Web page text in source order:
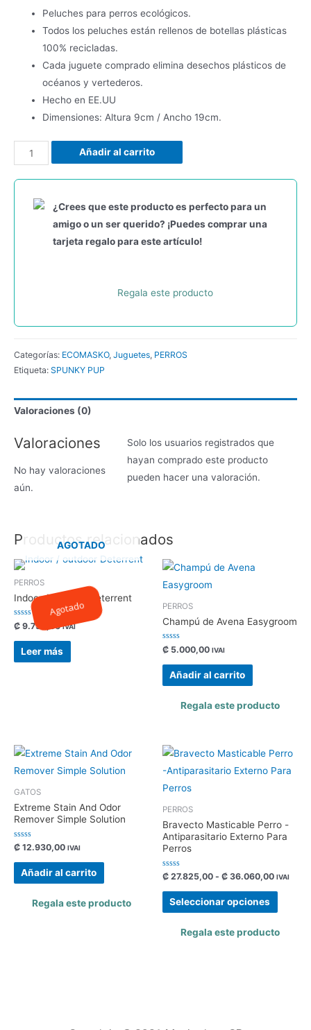
Peluches para perros ecológicos.
Todos los peluches están rellenos de botellas plásticas
100% recicladas.
Cada juguete comprado elimina desechos plásticos de
océanos y vertederos.
Hecho en EE.UU
Dimensiones: Altura 9cm / Ancho 19cm.
Añadir al carrito
¿Crees que este producto es perfecto para un
amigo o un ser querido? ¡Puedes comprar una
tarjeta regalo para este artículo!
Regala este producto
Categorías: ECOMASKO, Juguetes, PERROS
Etiqueta: SPUNKY PUP
Valoraciones (0)
Valoraciones
No hay valoraciones
aún.
Solo los usuarios registrados que
hayan comprado este producto
pueden hacer una valoración.
Productos relacionados
Agotado
AGOTADO
PERROS
Indoor / outdoor Deterrent
Valorado
con
0
de
₡ 9.795,00 IVAI
Leer más
PERROS
Champú de Avena Easygroom
Valorado
con
0
₡ 5.000,00 IVAI
Añadir al carrito
Regala este producto
GATOS
Extreme Stain And Odor
Remover Simple Solution
Valorado
con
0
₡ 12.930,00 IVAI
Añadir al carrito
Regala este producto
PERROS
Bravecto Masticable Perro -
Antiparasitario Externo Para
Perros
Valorado
con
0
de
₡ 27.825,00 - ₡ 36.060,00 IVAI
Seleccionar opciones
Regala este producto